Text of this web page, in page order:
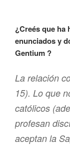
¿Creés que ha
enunciados y
Gentium ?
La relación
15). Lo que
católicos
profesan
aceptan la